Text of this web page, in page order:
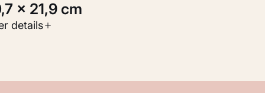
× 21,9 cm
werk
details